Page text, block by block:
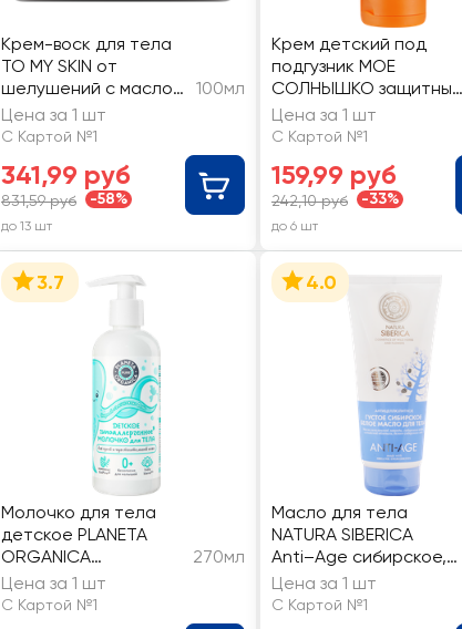
Крем-воск для тела
TO MY SKIN от
шелушений с маслом
Ши
100мл
Цена за 1 шт
С Картой №1
341,99 руб
831,59 руб -58%
до 13 шт
Крем детский под
подгузник МОЕ
СОЛНЫШКО защитный
с пантенолом
Цена за 1 шт
С Картой №1
159,99 руб
242,10 руб -33%
до 6 шт
3.7
Молочко для тела
детское PLANETA
ORGANICA
гипоаллергенное, 0+
270мл
Цена за 1 шт
С Картой №1
4.0
Масло для тела
NATURA SIBERICA
Anti–Age сибирское,
густое, белое
Цена за 1 шт
С Картой №1